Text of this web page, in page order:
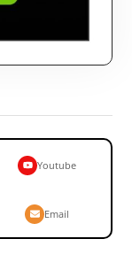
Youtube
Email